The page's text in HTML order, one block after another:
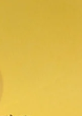
sera effectué
de retour restent à la
La commande sera